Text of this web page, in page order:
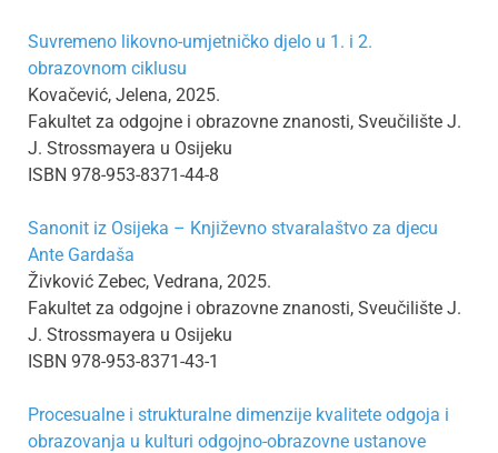
Suvremeno likovno-umjetničko djelo u 1. i 2.
obrazovnom ciklusu
Kovačević, Jelena, 2025.
Fakultet za odgojne i obrazovne znanosti, Sveučilište J.
J. Strossmayera u Osijeku
ISBN 978-953-8371-44-8
Sanonit iz Osijeka – Književno stvaralaštvo za djecu
Ante Gardaša
Živković Zebec, Vedrana, 2025.
Fakultet za odgojne i obrazovne znanosti, Sveučilište J.
J. Strossmayera u Osijeku
ISBN 978-953-8371-43-1
Procesualne i strukturalne dimenzije kvalitete odgoja i
obrazovanja u kulturi odgojno-obrazovne ustanove